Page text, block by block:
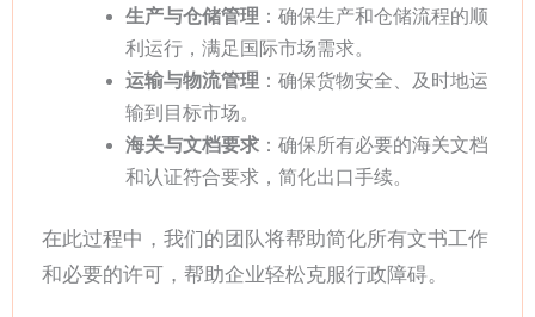
生产与仓储管理 ：确保生产和仓储流程的顺
利运行，满足国际市场需求。
运输与物流管理 ：确保货物安全、及时地运
输到目标市场。
海关与文档要求：确保所有必要的海关文档
和认证符合要求，简化出口手续。
在此过程中，我们的团队将帮助简化所有文书工作
和必要的许可，帮助企业轻松克服行政障碍。